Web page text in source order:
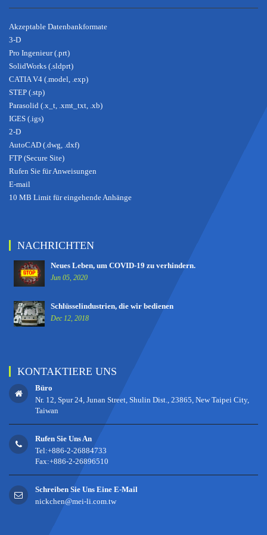
Akzeptable Datenbankformate
3-D
Pro Ingenieur (.prt)
SolidWorks (.sldprt)
CATIA V4 (.model, .exp)
STEP (.stp)
Parasolid (.x_t, .xmt_txt, .xb)
IGES (.igs)
2-D
AutoCAD (.dwg, .dxf)
FTP (Secure Site)
Rufen Sie für Anweisungen
E-mail
10 MB Limit für eingehende Anhänge
NACHRICHTEN
Neues Leben, um COVID-19 zu verhindern.
Jun 05, 2020
Schlüsselindustrien, die wir bedienen
Dec 12, 2018
KONTAKTIERE UNS
Büro
Nr. 12, Spur 24, Junan Street, Shulin Dist., 23865, New Taipei City,
Taiwan
Rufen Sie Uns An
Tel:+886-2-26884733
Fax:+886-2-26896510
Schreiben Sie Uns Eine E-Mail
nickchen@mei-li.com.tw